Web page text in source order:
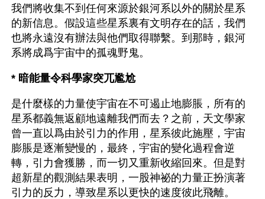
我們將收集不到任何來源於銀河系以外的關於星系
的新信息。假設這些星系裏有文明存在的話，我們
也將永遠沒有辦法與他們取得聯繫。到那時，銀河
系將成爲宇宙中的孤魂野鬼。
* 暗能量令科學家突兀尷尬
是什麼樣的力量使宇宙在不可遏止地膨脹，所有的
星系都義無返顧地遠離我們而去？之前，天文學家
曾一直以爲由於引力的作用，星系彼此施壓，宇宙
膨脹是逐漸變慢的，最終，宇宙的變化過程會逆
轉，引力會獲勝，而一切又重新收縮回來。但是對
超新星的觀測結果表明，一股神祕的力量正扮演著
引力的反力，導致星系以更快的速度彼此飛離。